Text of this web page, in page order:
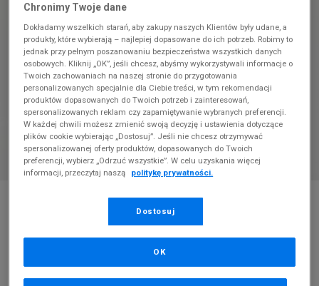
Produkt pochodzi z końcówek aktualnych kolekcji, ubiegłych
sezonów lub z ekspozycji.Szczegóły.
Chronimy Twoje dane
Dokładamy wszelkich starań, aby zakupy naszych Klientów były udane, a
produkty, które wybierają – najlepiej dopasowane do ich potrzeb. Robimy to
jednak przy pełnym poszanowaniu bezpieczeństwa wszystkich danych
osobowych. Kliknij „OK”, jeśli chcesz, abyśmy wykorzystywali informacje o
Twoich zachowaniach na naszej stronie do przygotowania
personalizowanych specjalnie dla Ciebie treści, w tym rekomendacji
produktów dopasowanych do Twoich potrzeb i zainteresowań,
spersonalizowanych reklam czy zapamiętywanie wybranych preferencji.
W każdej chwili możesz zmienić swoją decyzję i ustawienia dotyczące
plików cookie wybierając „Dostosuj”. Jeśli nie chcesz otrzymywać
spersonalizowanej oferty produktów, dopasowanych do Twoich
preferencji, wybierz „Odrzuć wszystkie”. W celu uzyskania więcej
informacji, przeczytaj naszą
politykę prywatności.
Dostosuj
OK